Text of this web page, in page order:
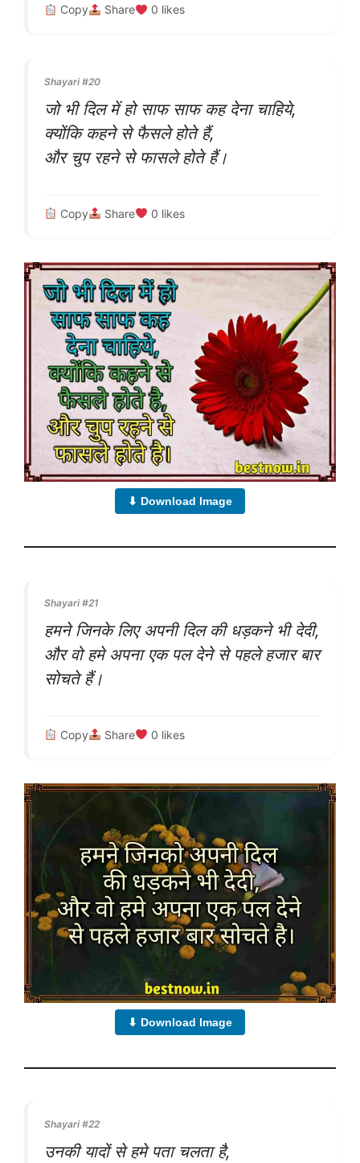
Copy Share 0 likes
Shayari #20
जो भी दिल में हो साफ साफ कह देना चाहिये,
क्योंकि कहने से फैसले होते हैं,
और चुप रहने से फासले होते हैं।
Copy Share 0 likes
⬇ Download Image
Shayari #21
हमने जिनके लिए अपनी दिल की धड़कने भी देदी,
और वो हमे अपना एक पल देने से पहले हजार बार
सोचते हैं।
Copy Share 0 likes
⬇ Download Image
Shayari #22
उनकी यादों से हमे पता चलता है,